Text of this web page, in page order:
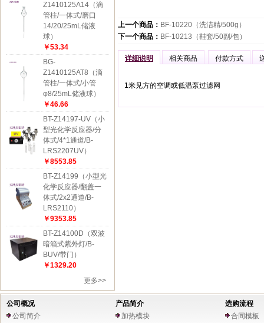
Z1410125A14（滴
管柱/一体式/磨口
14/20/25mL储液
球）
￥53.34
BG-
Z1410125AT8（滴
管柱/一体式/小管
φ8/25mL储液球）
￥46.66
BT-Z14197-UV（小
型光化学反应器/分
体式/4*1通道/B-
LRS2207UV）
￥8553.85
BT-Z14199（小型光
化学反应器/翻盖一
体式/2x2通道/B-
LRS2110）
￥9353.85
BT-Z14100D（双波
暗箱式紫外灯/B-
BUV/带门）
￥1329.20
更多>>
上一个商品： BF-10220（洗洁精/500g）
下一个商品： BF-10213（鞋套/50副/包）
详细说明 相关商品 付款方式
1米见方的空调或低温泵过滤网
公司概况
公司简介
产品简介
加热模块
选购流程
合同模板